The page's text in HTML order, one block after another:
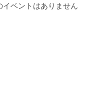
イベントはありません